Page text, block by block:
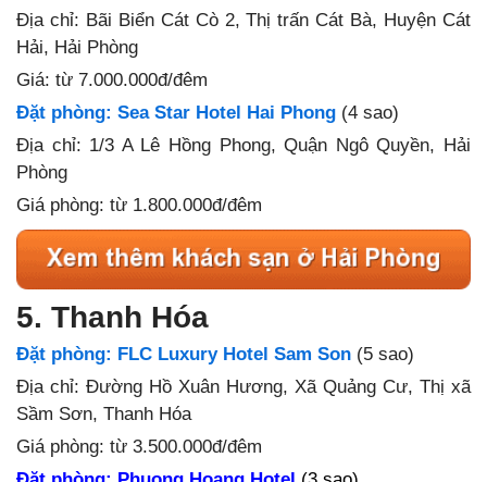
Địa chỉ: Bãi Biển Cát Cò 2, Thị trấn Cát Bà, Huyện Cát
Hải, Hải Phòng
Giá: từ 7.000.000đ/đêm
Đặt phòng: Sea Star Hotel Hai Phong (4 sao)
Địa chỉ: 1/3 A Lê Hồng Phong, Quận Ngô Quyền, Hải
Phòng
Giáphòng: từ 1.800.000đ/đêm
5. Thanh Hóa
Đặt phòng: FLC Luxury Hotel Sam Son (5 sao)
Địa chỉ: Đường Hồ Xuân Hương, Xã Quảng Cư, Thị xã
Sầm Sơn, Thanh Hóa
Giáphòng: từ 3.500.000đ/đêm